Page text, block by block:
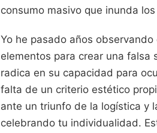
consumo masivo que inunda
Yo he pasado años
elementos para crear una falsa
radica en su capacidad para
falta de un criterio estético
ante un triunfo de la logística y
celebrando tu individualidad.